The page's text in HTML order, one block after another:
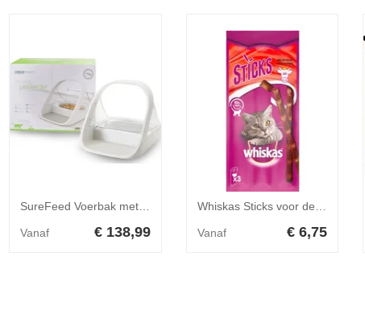
Vanaf € 138,99 Vanaf € 6,75